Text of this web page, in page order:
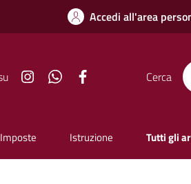
Accedi all'area
InstagramWhatsapp Cerca
Imposte Istruzione Tutti gli